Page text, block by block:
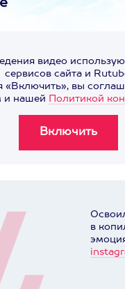
видео
сервисов сайта и
вы
и нашей Политикой
в